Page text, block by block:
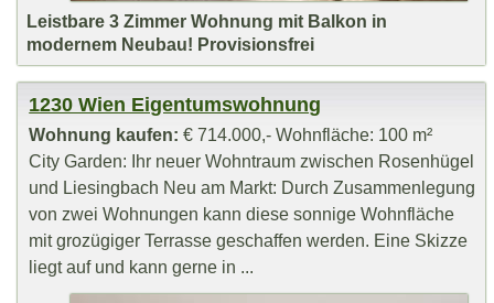
Leistbare 3 Zimmer Wohnung mit Balkon in
modernem Neubau! Provisionsfrei
1230 Wien Eigentumswohnung
Wohnung kaufen: € 714.000,- Wohnfläche: 100 m²
City Garden: Ihr neuer Wohntraum zwischen Rosenhügel
und Liesingbach Neu am Markt: Durch Zusammenlegung
von zwei Wohnungen kann diese sonnige Wohnfläche
mit grozügiger Terrasse geschaffen werden. Eine Skizze
liegt auf und kann gerne in ...